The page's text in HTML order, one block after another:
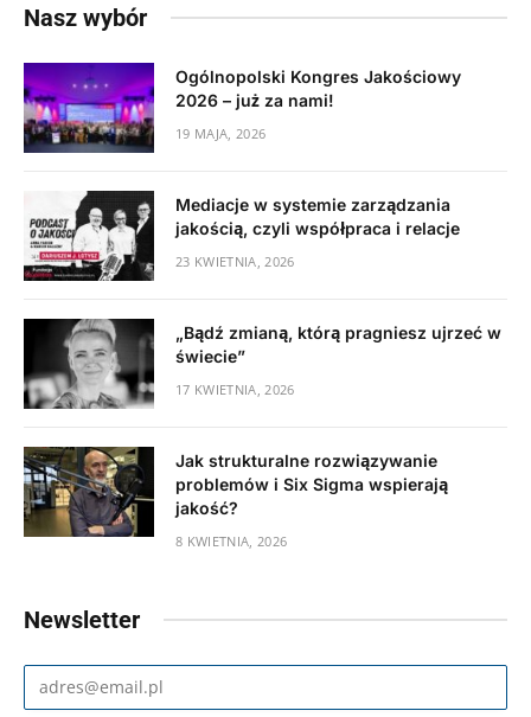
Nasz wybór
Ogólnopolski Kongres Jakościowy
2026 – już za nami!
19 MAJA, 2026
Mediacje w systemie zarządzania
jakością, czyli współpraca i relacje
23 KWIETNIA, 2026
„Bądź zmianą, którą pragniesz ujrzeć w
świecie”
17 KWIETNIA, 2026
Jak strukturalne rozwiązywanie
problemów i Six Sigma wspierają
jakość?
8 KWIETNIA, 2026
Newsletter